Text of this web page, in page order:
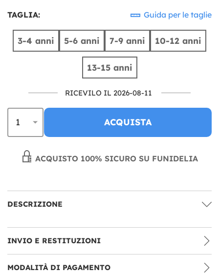
TAGLIA: Guida per le taglie
3-4 anni 5-6 anni 7-9 anni 10-12 anni
13-15 anni
RICEVILO IL 2026-08-11
ACQUISTA
ACQUISTO 100% SICURO SU FUNIDELIA
DESCRIZIONE
INVIO E RESTITUZIONI
MODALITÀ DI PAGAMENTO